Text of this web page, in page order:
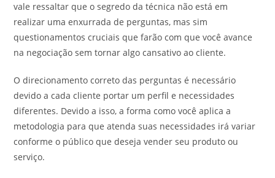
vale ressaltar que o segredo da técnica não está em
realizar uma enxurrada de perguntas, mas sim
questionamentos cruciais que farão com que você avance
na negociação sem tornar algo cansativo ao cliente.
O direcionamento correto das perguntas é necessário
devido a cada cliente portar um perfil e necessidades
diferentes. Devido a isso, a forma como você aplica a
metodologia para que atenda suas necessidades irá variar
conforme o público que deseja vender seu produto ou
serviço.